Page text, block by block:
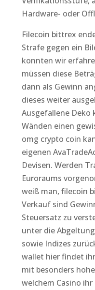
Hardware- oder
Filecoin bittrex
Strafe gegen ein
konnten wir
müssen diese
dann als Gewinn
dieses weiter
Ausgefallene Deko
Wänden einen
omg crypto coin
eigenen
Devisen. Werden
Euroraums
weiß man, filecoin
Verkauf sind
Steuersatz zu
unter die
sowie Indizes
wallet hier findet
mit besonders
welchem Casino